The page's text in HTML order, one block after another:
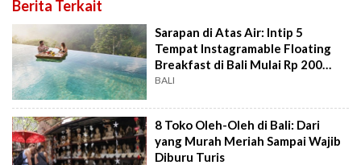
Berita Terkait
Sarapan di Atas Air: Intip 5
Tempat Instagramable Floating
Breakfast di Bali Mulai Rp 200
Ribuan
BALI
8 Toko Oleh-Oleh di Bali: Dari
yang Murah Meriah Sampai Wajib
Diburu Turis